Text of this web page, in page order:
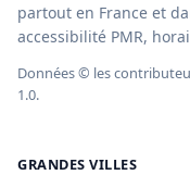
partout en France et
accessibilité PMR,
Données © les
1.0.
GRANDES VILLES